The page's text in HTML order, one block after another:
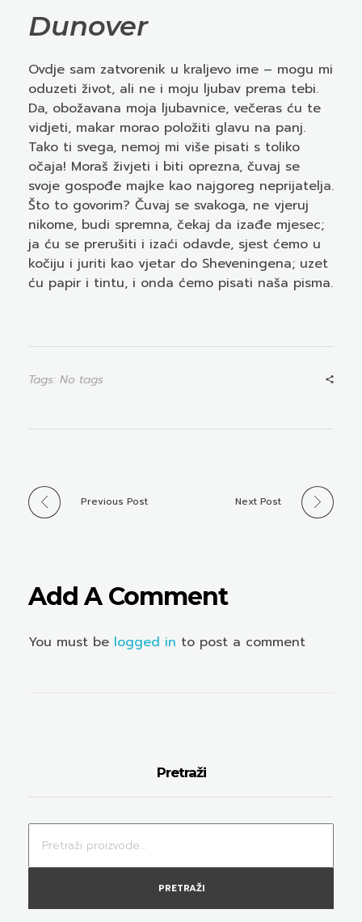
Dunover
Ovdje sam zatvorenik u kraljevo ime – mogu mi
oduzeti život, ali ne i moju ljubav prema tebi.
Da, obožavana moja ljubavnice, večeras ću te
vidjeti, makar morao položiti glavu na panj.
Tako ti svega, nemoj mi više pisati s toliko
očaja! Moraš živjeti i biti oprezna, čuvaj se
svoje gospođe majke kao najgoreg neprijatelja.
Što to govorim? Čuvaj se svakoga, ne vjeruj
nikome, budi spremna, čekaj da izađe mjesec;
ja ću se prerušiti i izaći odavde, sjest ćemo u
kočiju i juriti kao vjetar do Sheveningena; uzet
ću papir i tintu, i onda ćemo pisati naša pisma.
Tags: No tags
Previous Post Next Post
Add A Comment
You must be logged in to post a comment
Pretraži
PRETRAŽI